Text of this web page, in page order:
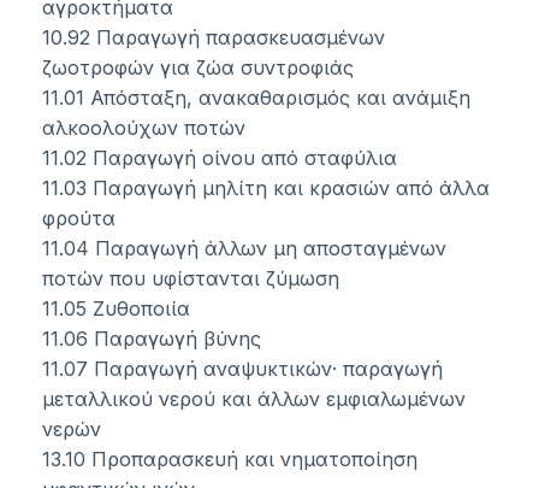
αγροκτήματα
10.92 Παραγωγή παρασκευασμένων
ζωοτροφών για ζώα συντροφιάς
11.01 Απόσταξη, ανακαθαρισμός και ανάμιξη
αλκοολούχων ποτών
11.02 Παραγωγή οίνου από σταφύλια
11.03 Παραγωγή μηλίτη και κρασιών από άλλα
φρούτα
11.04 Παραγωγή άλλων μη αποσταγμένων
ποτών που υφίστανται ζύμωση
11.05 Ζυθοποιία
11.06 Παραγωγή βύνης
11.07 Παραγωγή αναψυκτικών· παραγωγή
μεταλλικού νερού και άλλων εμφιαλωμένων
νερών
13.10 Προπαρασκευή και νηματοποίηση